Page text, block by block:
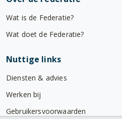
Wat is de Federatie?
Wat doet de Federatie?
Nuttige links
Diensten & advies
Werken bij
Gebruikersvoorwaarden